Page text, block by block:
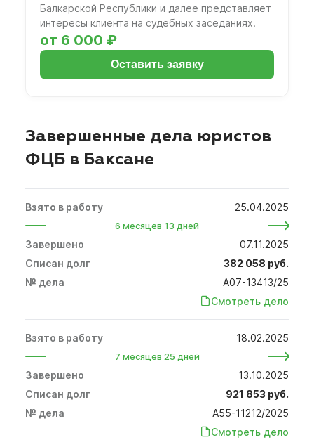
Балкарской Республики и далее представляет
интересы клиента на судебных заседаниях.
от 6 000 ₽
Оставить заявку
Завершенные дела юристов
ФЦБ в Баксане
25.04.2025
6 месяцев 13 дней
07.11.2025
382 058 руб.
А07-13413/25
Смотреть дело
18.02.2025
7 месяцев 25 дней
13.10.2025
921 853 руб.
А55-11212/2025
Смотреть дело